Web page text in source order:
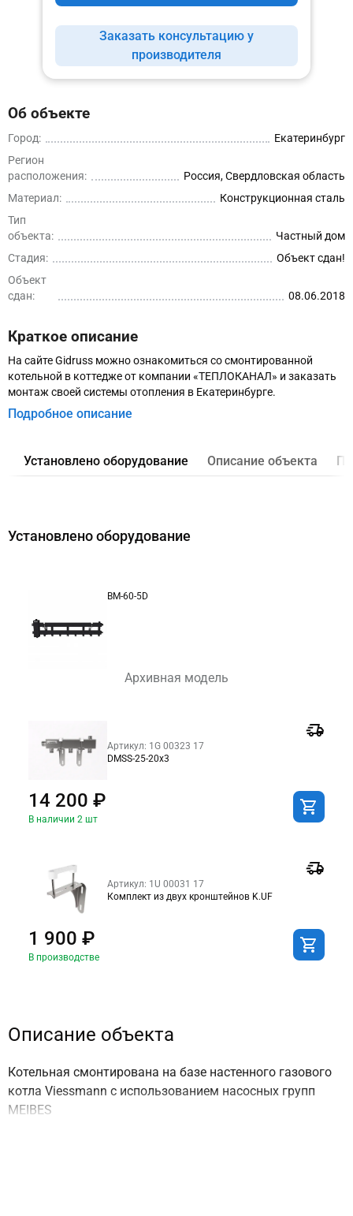
Заказать консультацию у
производителя
Об объекте
Город:
Екатеринбург
Регион
расположения:
Россия, Свердловская область
Материал:
Конструкционная сталь
Тип
объекта:
Частный дом
Стадия:
Объект сдан!
Объект
сдан:
08.06.2018
Краткое описание
На сайте Gidruss можно ознакомиться со смонтированной
котельной в коттедже от компании «ТЕПЛОКАНАЛ» и заказать
монтаж своей системы отопления в Екатеринбурге.
Подробное описание
Установлено оборудование Описание объекта
Установлено оборудование
BM-60-5D
Архивная модель
Артикул: 1G 00323 17
DMSS-25-20x3
14 200 ₽
В наличии 2 шт
Артикул: 1U 00031 17
Комплект из двух кронштейнов K.UF
1 900 ₽
В производстве
Описание объекта
Котельная смонтирована на базе настенного газового
котла Viessmann c использованием насосных групп
MEIBES